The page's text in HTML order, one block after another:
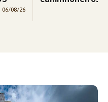
06/08/26